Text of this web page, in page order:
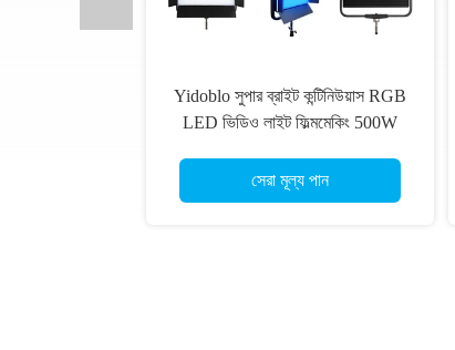
Yidoblo সুপার ব্রাইট কন্টিনিউয়াস RGB
LED ভিডিও লাইট ফিল্মমেকিং 500W
সেরা মূল্য পান